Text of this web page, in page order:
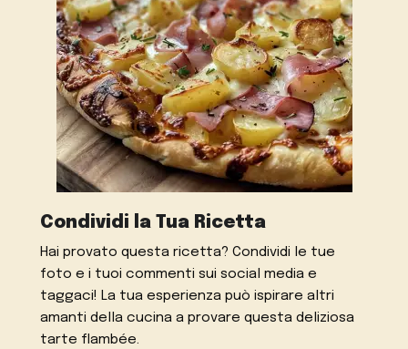
Condividi la Tua Ricetta
Hai provato questa ricetta? Condividi le tue
foto e i tuoi commenti sui social media e
taggaci! La tua esperienza può ispirare altri
amanti della cucina a provare questa deliziosa
tarte flambée.